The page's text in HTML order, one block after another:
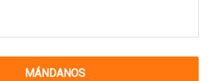
MÁNDANOS